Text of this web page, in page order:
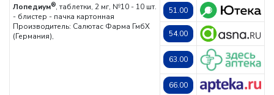
Лопедиум®, таблетки, 2 мг, №10 - 10 шт.
- блистер - пачка картонная
Производитель: Салютас Фарма ГмбХ
(Германия),
51.00
54.00
63.00
66.00